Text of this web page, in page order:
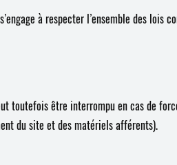
à respecter l’ensemble des lois
toutefois être interrompu en cas de
du site et des matériels afférents).